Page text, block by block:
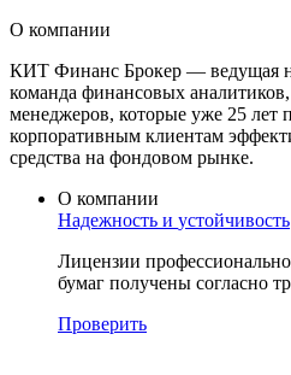
О компании
КИТ Финанс Брокер — ведущая
команда финансовых
менеджеров, которые уже 25 лет
корпоративным клиентам
средства на фондовом рынке.
О компании
Надежность и устойчивость
Лицензии
бумаг получены согласно
Проверить